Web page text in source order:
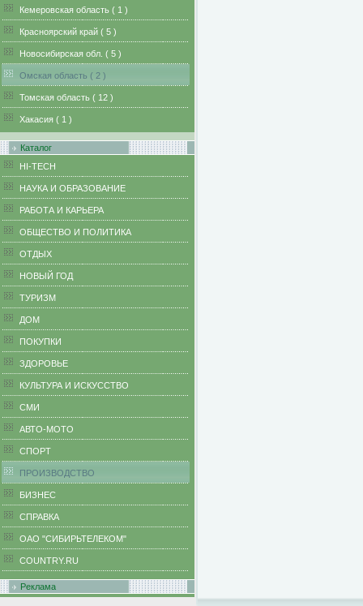
Кемеровская область ( 1 )
Красноярский край ( 5 )
Новосибирская обл. ( 5 )
Омская область ( 2 )
Томская область ( 12 )
Хакасия ( 1 )
Каталог
HI-TECH
НАУКА И ОБРАЗОВАНИЕ
РАБОТА И КАРЬЕРА
ОБЩЕСТВО И ПОЛИТИКА
ОТДЫХ
НОВЫЙ ГОД
ТУРИЗМ
ДОМ
ПОКУПКИ
ЗДОРОВЬЕ
КУЛЬТУРА И ИСКУССТВО
СМИ
АВТО-МОТО
СПОРТ
ПРОИЗВОДСТВО
БИЗНЕС
CПРАВКА
ОАО "СИБИРЬТЕЛЕКОМ"
COUNTRY.RU
Реклама